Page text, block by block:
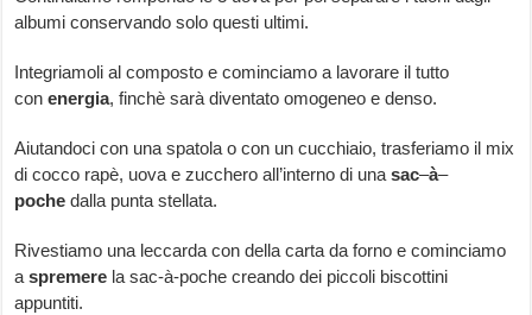
albumi conservando solo questi ultimi.
Integriamoli al composto e cominciamo a lavorare il tutto
conenergia, finchè sarà diventato omogeneo e denso.
Aiutandoci con una spatola o con un cucchiaio, trasferiamo il mix
di cocco rapè, uova e zucchero all’interno di unasac–à–
poche dalla punta stellata.
Rivestiamo una leccarda con della carta da forno e cominciamo
aspremere la sac-à-poche creando dei piccoli biscottini
appuntiti.